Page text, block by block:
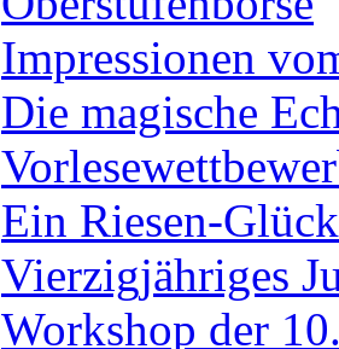
Impressionen
Die magische
Ein Riesen-
Vierzigjähriges
Workshop der